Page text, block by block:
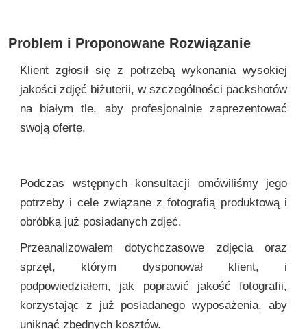
Problem i Proponowane Rozwiązanie
Klient zgłosił się z potrzebą wykonania wysokiej
jakości zdjęć biżuterii, w szczególności packshotów
na białym tle, aby profesjonalnie zaprezentować
swoją ofertę.
Podczas wstępnych konsultacji omówiliśmy jego
potrzeby i cele związane z fotografią produktową i
obróbką już posiadanych zdjęć.
Przeanalizowałem dotychczasowe zdjęcia oraz
sprzęt, którym dysponował klient, i
podpowiedziałem, jak poprawić jakość fotografii,
korzystając z już posiadanego wyposażenia, aby
uniknąć zbędnych kosztów.